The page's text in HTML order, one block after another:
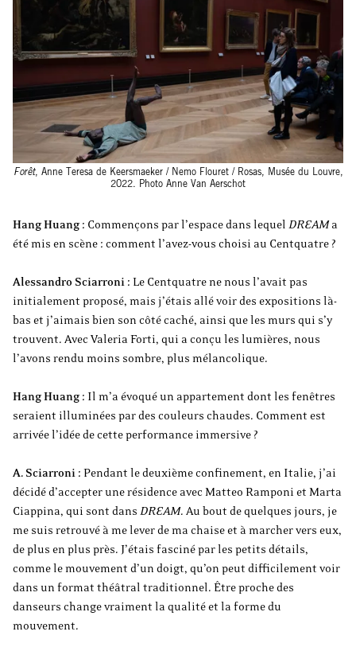
Forêt, Anne Teresa de Keersmaeker / Nemo Flouret / Rosas, Musée du Louvre,
2022. Photo Anne Van Aerschot
Hang Huang : Commençons par l’espace dans lequel DREAMa
été mis en scène : comment l’avez-vous choisi au Centquatre ?
Alessandro Sciarroni : Le Centquatre ne nous l’avait pas
initialement proposé, mais j’étais allé voir des expositions là-
bas et j’aimais bien son côté caché, ainsi que les murs qui s’y
trouvent. Avec Valeria Forti, qui a conçu les lumières, nous
l’avons rendu moins sombre, plus mélancolique.
Hang Huang : Il m’a évoqué un appartement dont les fenêtres
seraient illuminées par des couleurs chaudes. Comment est
arrivée l’idée de cette performance immersive ?
A. Sciarroni : Pendant le deuxième confinement, en Italie, j’ai
décidé d’accepter une résidence avec Matteo Ramponi et Marta
Ciappina, qui sont dans DREAM. Au bout de quelques jours, je
me suis retrouvé à me lever de ma chaise et à marcher vers eux,
de plus en plus près. J’étais fasciné par les petits détails,
comme le mouvement d’un doigt, qu’on peut difficilement voir
dans un format théâtral traditionnel. Être proche des
danseurs change vraiment la qualité et la forme du
mouvement.